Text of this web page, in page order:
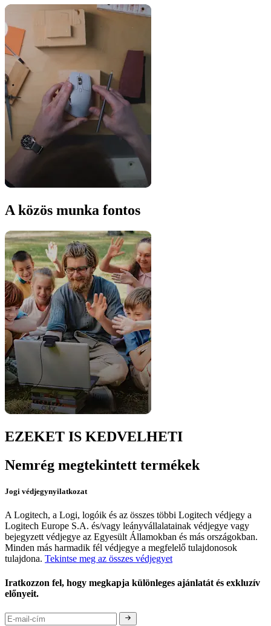
A közös munka fontos
EZEKET IS KEDVELHETI
Nemrég megtekintett termékek
Jogi védjegynyilatkozat
A Logitech, a Logi, logóik és az összes többi Logitech védjegy a
Logitech Europe S.A. és/vagy leányvállalatainak védjegye vagy
bejegyzett védjegye az Egyesült Államokban és más országokban.
Minden más harmadik fél védjegye a megfelelő tulajdonosok
tulajdona. Tekintse meg az összes védjegyet
Iratkozzon fel, hogy megkapja különleges ajánlatát és exkluzív
előnyeit.